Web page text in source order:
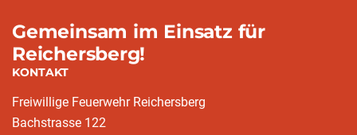
Gemeinsam im Einsatz für
Reichersberg!
KONTAKT
Freiwillige Feuerwehr Reichersberg
Bachstrasse 122